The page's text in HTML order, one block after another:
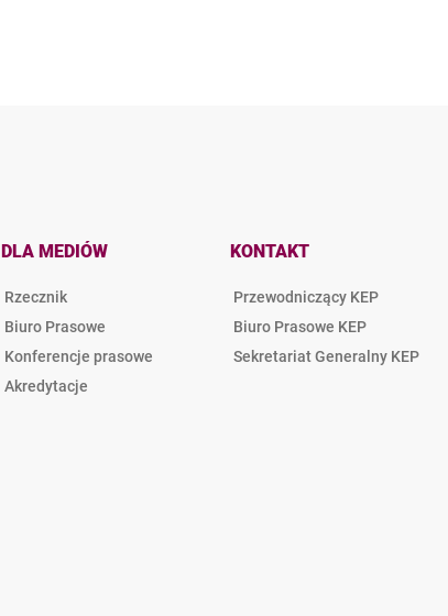
DLA MEDIÓW
Rzecznik
Biuro Prasowe
Konferencje prasowe
Akredytacje
KONTAKT
Przewodniczący KEP
Biuro Prasowe KEP
Sekretariat Generalny KEP